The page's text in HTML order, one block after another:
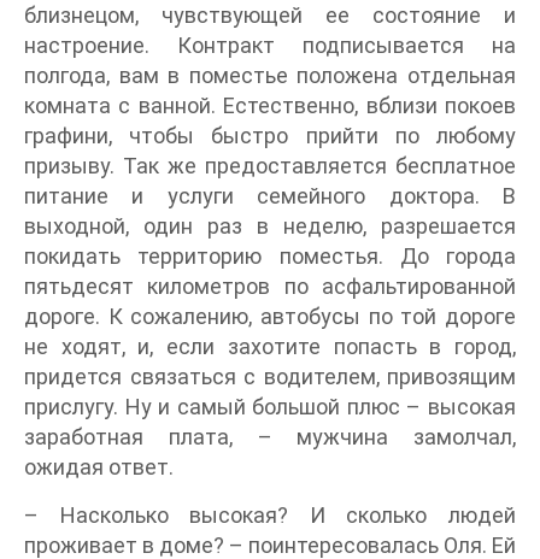
близнецом, чувствующей ее состояние и
настроение. Контракт подписывается на
полгода, вам в поместье положена отдельная
комната с ванной. Естественно, вблизи покоев
графини, чтобы быстро прийти по любому
призыву. Так же предоставляется бесплатное
питание и услуги семейного доктора. В
выходной, один раз в неделю, разрешается
покидать территорию поместья. До города
пятьдесят километров по асфальтированной
дороге. К сожалению, автобусы по той дороге
не ходят, и, если захотите попасть в город,
придется связаться с водителем, привозящим
прислугу. Ну и самый большой плюс – высокая
заработная плата, – мужчина замолчал,
ожидая ответ.
– Насколько высокая? И сколько людей
проживает в доме? – поинтересовалась Оля. Ей